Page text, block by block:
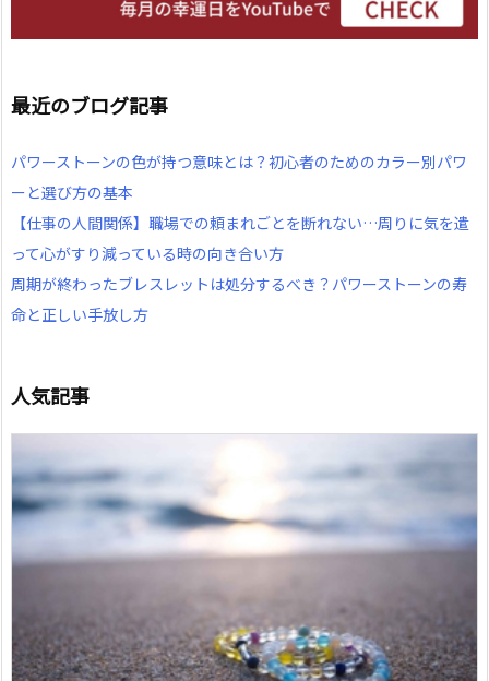
最近のブログ記事
パワーストーンの色が持つ意味とは？初心者のためのカラー別パワ
ーと選び方の基本
【仕事の人間関係】職場での頼まれごとを断れない…周りに気を遣
って心がすり減っている時の向き合い方
周期が終わったブレスレットは処分するべき？パワーストーンの寿
命と正しい手放し方
人気記事